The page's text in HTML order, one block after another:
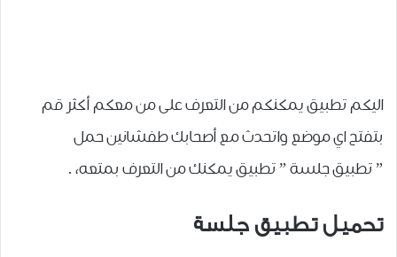
اليكم تطبيق يمكنكم من التعرف على من معكم أكثر قم
بتفتح اي موضع واتحدث مع أصحابك طفشانين حمل
” تطبيق جلسة ” تطبيق يمكنك من التعرف بمتعه، .
تحميل تطبيق جلسة